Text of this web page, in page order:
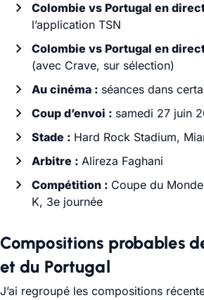
Colombie vs Portugal en
l’application TSN
Colombie vs Portugal en
(avec Crave, sur sélection)
Au cinéma : séances dans
Coup d’envoi : samedi 27 juin
Stade : Hard Rock Stadium,
Arbitre : Alireza Faghani
Compétition : Coupe du
K, 3e journée
Compositions probables
et du Portugal
J’ai regroupé les compositions